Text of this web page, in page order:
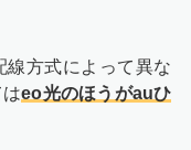
線方式によって異な
はeo光のほうがauひ